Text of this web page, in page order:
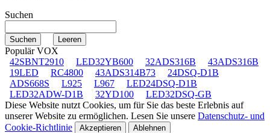
Suchen
Populär VOX
42SBNT2910
LED32YB600 32ADS316B
43ADS316B
19LED
RC4800 43ADS314B73
24DSQ-D1B
ADS668S
L925 L967
LED24DSQ-D1B
LED32ADW-D1B
32YD100
LED32DSQ-GB
Diese Website nutzt Cookies, um für Sie das beste Erlebnis auf
unserer Website zu ermöglichen. Lesen Sie unsere Datenschutz- und
Cookie-Richtlinie
Akzeptieren Ablehnen